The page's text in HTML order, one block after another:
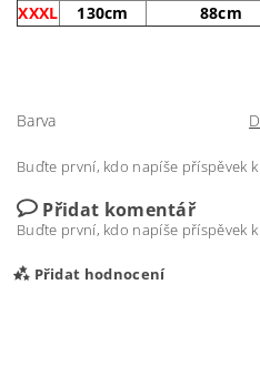
XXXL
130cm 88cm
Barva
Buďte první, kdo napíše příspěvek
Přidat komentář
Buďte první, kdo napíše příspěvek
Přidat hodnocení